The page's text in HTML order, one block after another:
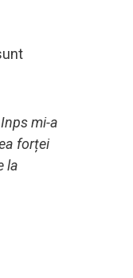
mi-a
forței
la